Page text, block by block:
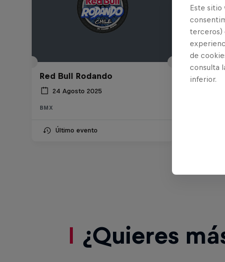
Red Bull Rodando
24 Agosto 2025
BMX
Último evento
¿Quieres
Este sitio
terceros)
de
consulta
inferior.